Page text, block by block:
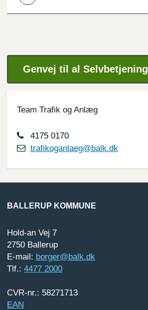
Genvej til al Selvbetjening
Team Trafik og Anlæg
4175 0170
trafikoganlaeg@balk.dk
BALLERUP KOMMUNE
Hold-an Vej 7
2750 Ballerup
E-mail: borger@balk.dk
Tlf.: 4477 2000
CVR-nr.: 58271713
EAN